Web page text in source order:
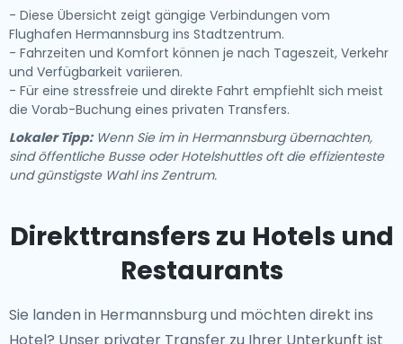
- Diese Übersicht zeigt gängige Verbindungen vom
Flughafen Hermannsburg ins Stadtzentrum.
- Fahrzeiten und Komfort können je nach Tageszeit, Verkehr
und Verfügbarkeit variieren.
- Für eine stressfreie und direkte Fahrt empfiehlt sich meist
die Vorab-Buchung eines privaten Transfers.
Lokaler Tipp:Wenn Sie im in Hermannsburg übernachten,
sind öffentliche Busse oder Hotelshuttles oft die effizienteste
und günstigste Wahl ins Zentrum.
Direkttransfers zu Hotels und
Restaurants
Sie landen in Hermannsburg und möchten direkt ins